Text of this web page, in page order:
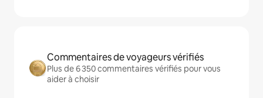
Commentaires de voyageurs vérifiés
Plus de 6 350 commentaires vérifiés pour vous
aider à choisir